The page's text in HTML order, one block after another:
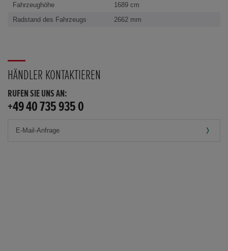
Fahrzeughöhe
1689 cm
Radstand des Fahrzeugs
2662 mm
HÄNDLER KONTAKTIEREN
RUFEN SIE UNS AN:
+49 40 735 935 0